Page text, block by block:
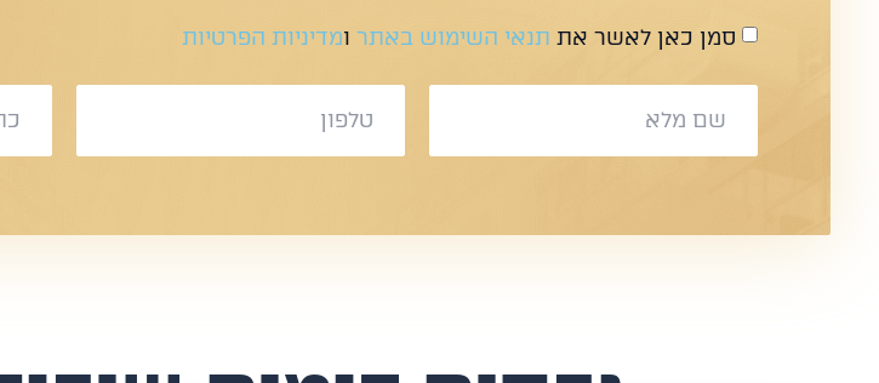
סמן כאן לאשר את תנאי השימוש באתר ומדיניות הפרטיות